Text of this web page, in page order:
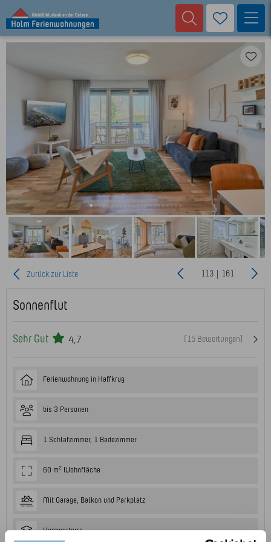
Zurück zur Liste 113 | 161
Sonnenflut
Sehr Gut 4,7 (15 Bewertungen)
Ferienwohnung in Haffkrug
bis 3 Personen
1 Schlafzimmer, 1 Badezimmer
60 m² Wohnfläche
Mit Garage, Balkon und Parkplatz
Hochparterre